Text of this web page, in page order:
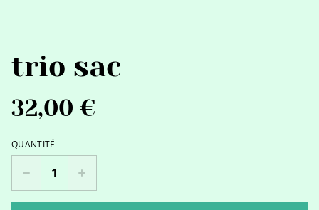
trio sac
32,00 €
QUANTITÉ